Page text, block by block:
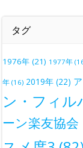
タグ
1976年 (21) 1977年
年 (16) 2019年 (22)
ン・フィル
ーン楽友協